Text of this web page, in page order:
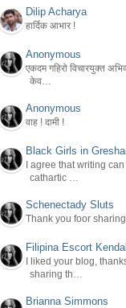
Dilip Acharya
हार्दिक आभार !
Anonymous
एकदम गहिरो विचारयुक्त
केव…
Anonymous
वाह ! दामी !
Black Girls in
I agree that writing
cathartic …
Schenectady Sluts
Thank you foor sharing
Filipina Escort Kendall
I liked your blog,
sharing th…
Brianna Simmons